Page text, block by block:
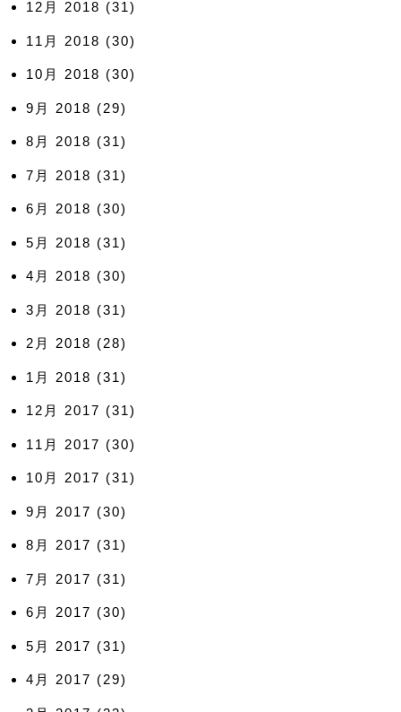
12月 2018 (31)
11月 2018 (30)
10月 2018 (30)
9月 2018 (29)
8月 2018 (31)
7月 2018 (31)
6月 2018 (30)
5月 2018 (31)
4月 2018 (30)
3月 2018 (31)
2月 2018 (28)
1月 2018 (31)
12月 2017 (31)
11月 2017 (30)
10月 2017 (31)
9月 2017 (30)
8月 2017 (31)
7月 2017 (31)
6月 2017 (30)
5月 2017 (31)
4月 2017 (29)